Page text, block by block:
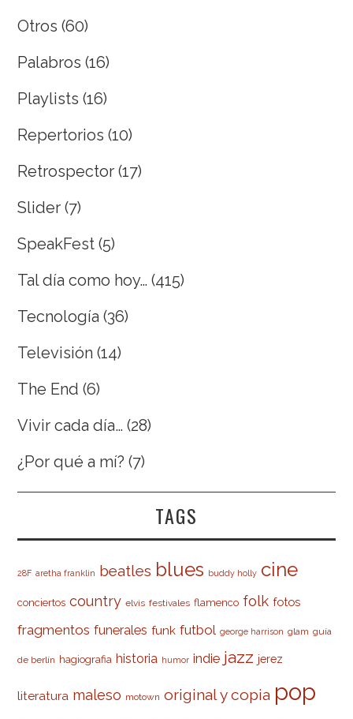
Otros (60)
Palabros (16)
Playlists (16)
Repertorios (10)
Retrospector (17)
Slider (7)
SpeakFest (5)
Tal día como hoy… (415)
Tecnología (36)
Televisión (14)
The End (6)
Vivir cada día… (28)
¿Por qué a mí? (7)
TAGS
28F aretha franklin beatles blues buddy holly cine
conciertos country elvis festivales flamenco folk fotos
fragmentos funerales funk futbol george harrison glam guía
de berlín hagiografia historia humor indie jazz jerez
literatura maleso motown original y copia pop